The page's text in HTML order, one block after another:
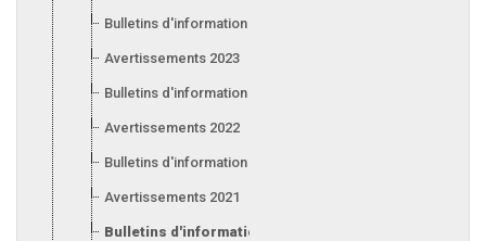
Bulletins d'information 2024
Avertissements 2023
Bulletins d'information 2023
Avertissements 2022
Bulletins d'information 2022
Avertissements 2021
Bulletins d'information 2021